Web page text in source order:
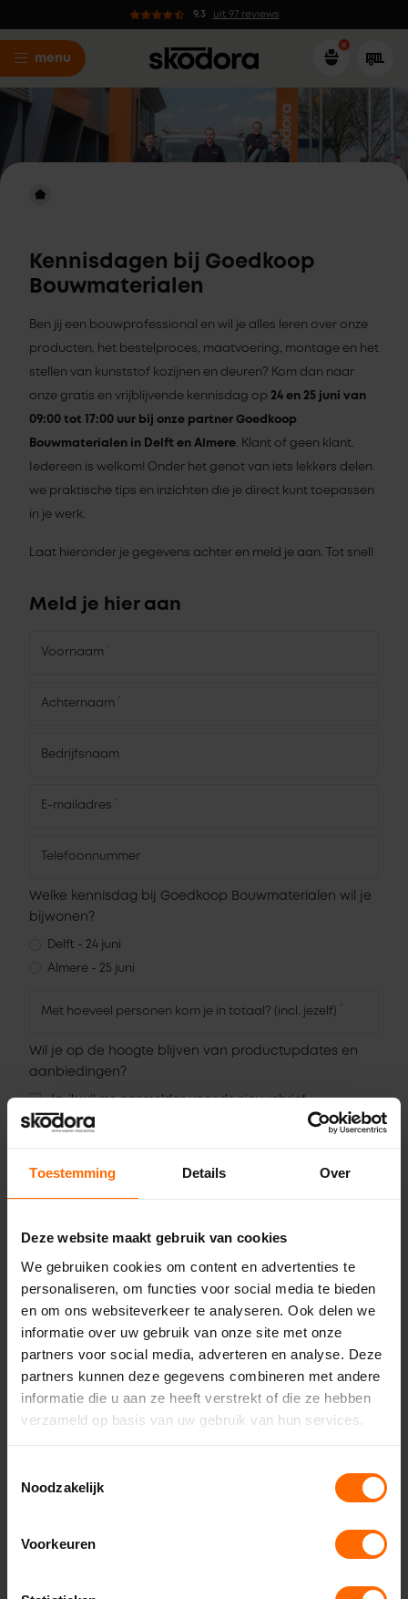
Toestemming Details Over
Deze website maakt gebruik van cookies
We gebruiken cookies om content en advertenties te
personaliseren, om functies voor social media te bieden
en om ons websiteverkeer te analyseren. Ook delen we
informatie over uw gebruik van onze site met onze
partners voor social media, adverteren en analyse. Deze
partners kunnen deze gegevens combineren met andere
informatie die u aan ze heeft verstrekt of die ze hebben
verzameld op basis van uw gebruik van hun services.
Noodzakelijk
Voorkeuren
9.3 uit 97 reviews
menu
Kennisdagen bij Goedkoop
Bouwmaterialen
Ben jij een bouwprofessional en wil je alles leren over onze
producten, het bestelproces, maatvoering, montage en het
stellen van kunststof kozijnen en deuren? Kom dan naar
onze gratis en vrijblijvende kennisdag op 24 en 25 juni van
09:00 tot 17:00 uur bij onze partner Goedkoop
Bouwmaterialen in Delft en Almere. Klant of geen klant.
Iedereen is welkom! Onder het genot van iets lekkers delen
we praktische tips en inzichten die je direct kunt toepassen
in je werk.
Laat hieronder je gegevens achter en meld je aan. Tot snel!
Meld je hier aan
Voornaam *
Achternaam *
Bedrijfsnaam
E-mailadres *
Telefoonnummer
Welke kennisdag bij Goedkoop Bouwmaterialen wil je
bijwonen?
Delft - 24 juni
Almere - 25 juni
Met hoeveel personen kom je in totaal? (incl. jezelf) *
Wil je op de hoogte blijven van productupdates en
aanbiedingen?
Ja, ik wil me aanmelden voor de nieuwsbrief.
Aanmelden
samenwerking
Lees meer
Meer weten over Skodora?